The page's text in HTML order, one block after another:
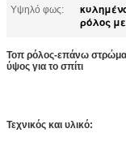
Υψηλό φως:
ρόλος
Τοπ ρόλος-επάνω στρώμα
ύψος για το σπίτι
Τεχνικός και υλικό: